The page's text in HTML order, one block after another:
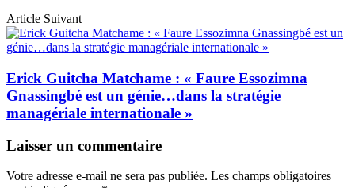
Article Suivant
Erick Guitcha Matchame : « Faure Essozimna
Gnassingbé est un génie…dans la stratégie
managériale internationale »
Laisser un commentaire
Votre adresse e-mail ne sera pas publiée. Les champs obligatoires